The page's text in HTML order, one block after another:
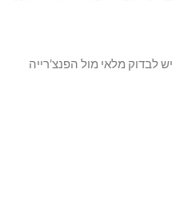
יש לבדוק מלאי מול הפנצ'רייה